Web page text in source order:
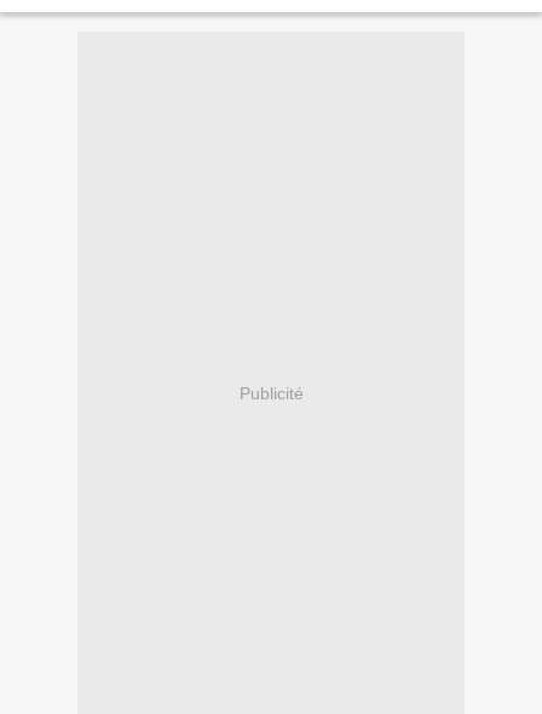
Publicité